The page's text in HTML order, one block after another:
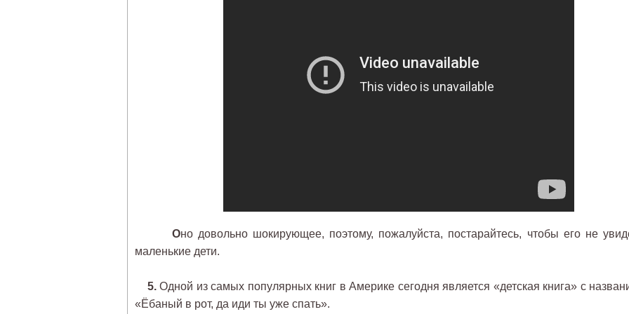
Оно довольно шокирующее, поэтому, пожалуйста, постарайтесь, чтобы его не
маленькие дети.
5.Одной из самых популярных книг в Америке сегодня является «детская книга» с
«Ёбаный в рот, да иди ты уже спать».